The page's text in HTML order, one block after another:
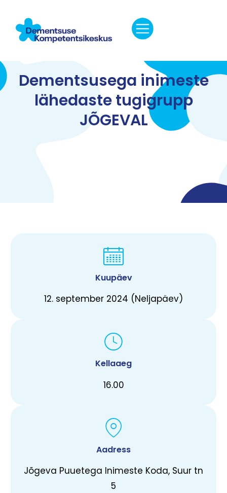
Dementsusega inimeste
lähedaste tugigrupp
JÕGEVAL
Kuupäev
12. september 2024 (Neljapäev)
Kellaaeg
16.00
Aadress
Jõgeva Puuetega Inimeste Koda, Suur tn
5